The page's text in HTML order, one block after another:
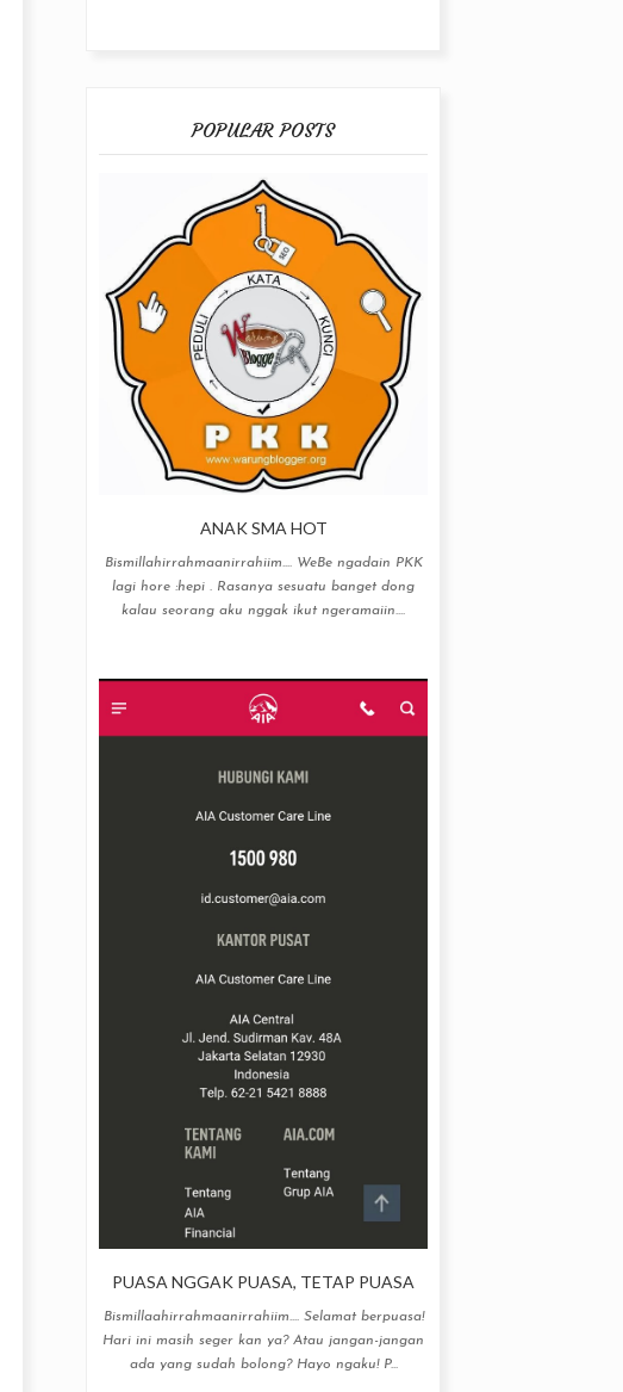
POPULAR POSTS
ANAK SMA HOT
Bismillahirrahmaanirrahiim…. WeBe ngadain PKK
lagi hore :hepi . Rasanya sesuatu banget dong
kalau seorang aku nggak ikut ngeramaiin....
PUASA NGGAK PUASA, TETAP PUASA
Bismillaahirrahmaanirrahiim.... Selamat berpuasa!
Hari ini masih seger kan ya? Atau jangan-jangan
ada yang sudah bolong? Hayo ngaku! P...